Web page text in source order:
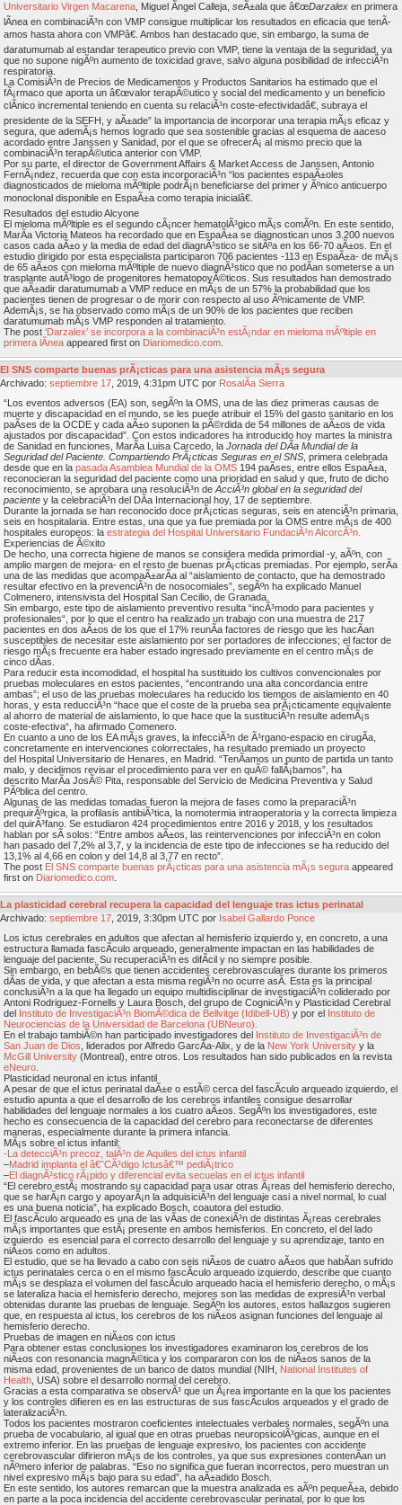
Universitario Virgen Macarena , Miguel Ãngel Calleja, seÃ±ala que â€œDarzalex en primera
lÃ­nea en combinaciÃ³n con VMP consigue multiplicar los resultados en eficacia que tenÃ­
amos hasta ahora con VMPâ€. Ambos han destacado que, sin embargo, la suma de
daratumumab al estandar terapeutico previo con VMP, tiene la ventaja de la seguridad, ya
que no supone nigÃºn aumento de toxicidad grave, salvo alguna posibilidad de infecciÃ³n
respiratoria.
La ComisiÃ³n de Precios de Medicamentos y Productos Sanitarios ha estimado que el
fÃ¡rmaco que aporta un â€œvalor terapÃ©utico y social del medicamento y un beneficio
clÃ­nico incremental teniendo en cuenta su relaciÃ³n coste-efectividadâ€, subraya el
presidente de la SEFH, y aÃ±ade” la importancia de incorporar una terapia mÃ¡s eficaz y
segura, que ademÃ¡s hemos logrado que sea sostenible gracias al esquema de aaceso
acordado entre Janssen y Sanidad, por el que se ofrecerÃ¡ al mismo precio que la
combinaciÃ³n terapÃ©utica anterior con VMP.
Por su parte, el director de Government Affairs & Market Access de Janssen, Antonio
FernÃ¡ndez, recuerda que con esta incorporaciÃ³n “los pacientes espaÃ±oles
diagnosticados de mieloma mÃºltiple podrÃ¡n beneficiarse del primer y Ãºnico anticuerpo
monoclonal disponible en EspaÃ±a como terapia inicialâ€.
Resultados del estudio Alcyone
El mieloma mÃºltiple es el segundo cÃ¡ncer hematolÃ³gico mÃ¡s comÃºn. En este sentido,
MarÃ­a Victoria Mateos ha recordado que en EspaÃ±a se diagnostican unos 3.200 nuevos
casos cada aÃ±o y la media de edad del diagnÃ³stico se sitÃºa en los 66-70 aÃ±os. En el
estudio dirigido por esta especialista participaron 706 pacientes -113 en EspaÃ±a- de mÃ¡s
de 65 aÃ±os con mieloma mÃºltiple de nuevo diagnÃ³stico que no podÃ­an someterse a un
trasplante autÃ³logo de progenitores hematopoyÃ©ticos. Sus resultados han demostrado
que aÃ±adir daratumumab a VMP reduce en mÃ¡s de un 57% la probabilidad que los
pacientes tienen de progresar o de morir con respecto al uso Ãºnicamente de VMP.
AdemÃ¡s, se ha observado como mÃ¡s de un 90% de los pacientes que reciben
daratumumab mÃ¡s VMP responden al tratamiento.
The post ‘Darzalex’ se incorpora a la combinaciÃ³n estÃ¡ndar en mieloma mÃºltiple en
primera lÃ­nea appeared first on Diariomedico.com
El SNS comparte buenas prÃ¡cticas para una asistencia mÃ¡s segura
Archivado: septiembre 17 , 2019, 4:31pm UTC por RosalÃ­a Sierra
“Los eventos adversos (EA) son, segÃºn la OMS, una de las diez primeras causas de
muerte y discapacidad en el mundo, se les puede atribuir el 15% del gasto sanitario en los
paÃ­ses de la OCDE y cada aÃ±o suponen la pÃ©rdida de 54 millones de aÃ±os de vida
ajustados por discapacidad”. Con estos indicadores ha introducido hoy martes la ministra
de Sanidad en funciones, MarÃ­a Luisa Carcedo, la Jornada del DÃ­a Mundial de la
Seguridad del Paciente. Compartiendo PrÃ¡cticas Seguras en el SNS , primera celebrada
desde que en la pasada Asamblea Mundial de la OMS 194 paÃ­ses, entre ellos EspaÃ±a,
reconocieran la seguridad del paciente como una prioridad en salud y que, fruto de dicho
reconocimiento, se aprobara una resoluciÃ³n de AcciÃ³n global en la seguridad del
paciente y la celebraciÃ³n del DÃ­a Internacional hoy, 17 de septiembre.
Durante la jornada se han reconocido doce prÃ¡cticas seguras, seis en atenciÃ³n primaria,
seis en hospitalaria. Entre estas, una que ya fue premiada por la OMS entre mÃ¡s de 400
hospitales europeos: la estrategia del Hospital Universitario FundaciÃ³n AlcorcÃ³n.
Experiencias de Ã©xito
De hecho, una correcta higiene de manos se considera medida primordial -y, aÃºn, con
amplio margen de mejora- en el resto de buenas prÃ¡cticas premiadas. Por ejemplo, serÃ­a
una de las medidas que acompaÃ±arÃ­a al “aislamiento de contacto, que ha demostrado
resultar efectivo en la prevenciÃ³n de nosocomiales”, segÃºn ha explicado Manuel
Colmenero, intensivista del Hospital San Cecilio, de Granada.
Sin embargo, este tipo de aislamiento preventivo resulta “incÃ³modo para pacientes y
profesionales“, por lo que el centro ha realizado un trabajo con una muestra de 217
pacientes en dos aÃ±os de los que el 17% reunÃ­a factores de riesgo que les hacÃ­an
susceptibles de necesitar este aislamiento por ser portadores de infecciones; el factor de
riesgo mÃ¡s frecuente era haber estado ingresado previamente en el centro mÃ¡s de
cinco dÃ­as.
Para reducir esta incomodidad, el hospital ha sustituido los cultivos convencionales por
pruebas moleculares en estos pacientes, “encontrando una alta concordancia entre
ambas”; el uso de las pruebas moleculares ha reducido los tiempos de aislamiento en 40
horas, y esta reducciÃ³n “hace que el coste de la prueba sea prÃ¡cticamente equivalente
al ahorro de material de aislamiento, lo que hace que la sustituciÃ³n resulte ademÃ¡s
coste-efectiva“, ha afirmado Comenero.
En cuanto a uno de los EA mÃ¡s graves, la infecciÃ³n de Ã³rgano-espacio en cirugÃ­a,
concretamente en intervenciones colorrectales, ha resultado premiado un proyecto
del Hospital Universitario de Henares, en Madrid. “TenÃ­amos un punto de partida un tanto
malo, y decidimos revisar el procedimiento para ver en quÃ© fallÃ¡bamos”, ha
descrito MarÃ­a JosÃ© Pita, responsable del Servicio de Medicina Preventiva y Salud
PÃºblica del centro.
Algunas de las medidas tomadas fueron la mejora de fases como la preparaciÃ³n
prequirÃºrgica, la profilasis antibiÃ³tica, la nomotermia intraoperatoria y la correcta limpieza
del quirÃ³fano. Se estudiaron 424 procedimientos entre 2016 y 2018, y los resultados
hablan por sÃ­ solos: “Entre ambos aÃ±os, las reintervenciones por infecciÃ³n en colon
han pasado del 7,2% al 3,7, y la incidencia de este tipo de infecciones se ha reducido del
13,1% al 4,66 en colon y del 14,8 al 3,77 en recto”.
The post El SNS comparte buenas prÃ¡cticas para una asistencia mÃ¡s segura appeared
first on Diariomedico.com
La plasticidad cerebral recupera la capacidad del lenguaje tras ictus perinatal
Archivado: septiembre 17 , 2019, 3:30pm UTC por Isabel Gallardo Ponce
Los ictus cerebrales en adultos que afectan al hemisferio izquierdo y, en concreto, a una
estructura llamada fascÃ­culo arqueado, generalmente impactan en las habilidades de
lenguaje del paciente. Su recuperaciÃ³n es difÃ­cil y no siempre posible.
Sin embargo, en bebÃ©s que tienen accidentes cerebrovasculares durante los primeros
dÃ­as de vida, y que afectan a esta misma regiÃ³n no ocurre asÃ­. Esta es la principal
conclusiÃ³n a la que ha llegado un equipo multidisciplinar de investigaciÃ³n coliderado por
Antoni Rodriguez-Fornells y Laura Bosch, del grupo de CogniciÃ³n y Plasticidad Cerebral
del Instituto de InvestigaciÃ³n BiomÃ©dica de Bellvitge (Idibell-UB) y por el Instituto de
Neurociencias de la Universidad de Barcelona (UBNeuro).
En el trabajo tambiÃ©n han participado investigadores del Instituto de InvestigaciÃ³n de
San Juan de Dios , liderados por Alfredo GarcÃ­a-Alix, y de la New York University y la
McGill University (Montreal), entre otros. Los resultados han sido publicados en la revista
eNeuro
Plasticidad neuronal en ictus infantil
A pesar de que el ictus perinatal daÃ±e o estÃ© cerca del fascÃ­culo arqueado izquierdo, el
estudio apunta a que el desarrollo de los cerebros infantiles consigue desarrollar
habilidades del lenguaje normales a los cuatro aÃ±os. SegÃºn los investigadores, este
hecho es consecuencia de la capacidad del cerebro para reconectarse de diferentes
maneras, especialmente durante la primera infancia.
MÃ¡s sobre el ictus infantil:
-La detecciÃ³n precoz, talÃ³n de Aquiles del ictus infantil
–Madrid implanta el â€˜CÃ³digo Ictusâ€™ pediÃ¡trico
–El diagnÃ³stico rÃ¡pido y diferencial evita secuelas en el ictus infantil
“El cerebro estÃ¡ mostrando su capacidad para usar otras Ã¡reas del hemisferio derecho,
que se harÃ¡n cargo y apoyarÃ¡n la adquisiciÃ³n del lenguaje casi a nivel normal, lo cual
es una buena noticia”, ha explicado Bosch, coautora del estudio.
El fascÃ­culo arqueado es una de las vÃ­as de conexiÃ³n de distintas Ã¡reas cerebrales
mÃ¡s importantes que estÃ¡ presente en ambos hemisferios. En concreto, el del lado
izquierdo es esencial para el correcto desarrollo del lenguaje y su aprendizaje, tanto en
niÃ±os como en adultos.
El estudio, que se ha llevado a cabo con seis niÃ±os de cuatro aÃ±os que habÃ­an sufrido
ictus perinatales cerca o en el mismo fascÃ­culo arqueado izquierdo, describe que cuanto
mÃ¡s se desplaza el volumen del fascÃ­culo arqueado hacia el hemisferio derecho, o mÃ¡s
se lateraliza hacia el hemisferio derecho, mejores son las medidas de expresiÃ³n verbal
obtenidas durante las pruebas de lenguaje. SegÃºn los autores, estos hallazgos sugieren
que, en respuesta al ictus, los cerebros de los niÃ±os asignan funciones del lenguaje al
hemisferio derecho.
Pruebas de imagen en niÃ±os con ictus
Para obtener estas conclusiones los investigadores examinaron los cerebros de los
niÃ±os con resonancia magnÃ©tica y los compararon con los de niÃ±os sanos de la
misma edad, provenientes de un banco de datos mundial (NIH, National Institutes of
Health , USA) sobre el desarrollo normal del cerebro.
Gracias a esta comparativa se observÃ³ que un Ã¡rea importante en la que los pacientes
y los controles difieren es en las estructuras de sus fascÃ­culos arqueados y el grado de
lateralizaciÃ³n.
Todos los pacientes mostraron coeficientes intelectuales verbales normales, segÃºn una
prueba de vocabulario, al igual que en otras pruebas neuropsicolÃ³gicas, aunque en el
extremo inferior. En las pruebas de lenguaje expresivo, los pacientes con accidente
cerebrovascular difirieron mÃ¡s de los controles, ya que sus expresiones contenÃ­an un
nÃºmero inferior de palabras. “Eso no significa que fueran incorrectos, pero muestran un
nivel expresivo mÃ¡s bajo para su edad”, ha aÃ±adido Bosch.
En este sentido, los autores remarcan que la muestra analizada es aÃºn pequeÃ±a, debido
en parte a la poca incidencia del accidente cerebrovascular perinatal, por lo que los